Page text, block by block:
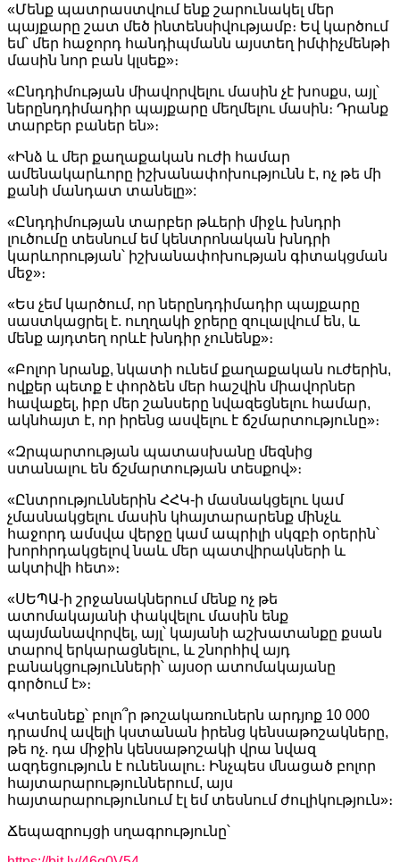
«Մենք պատրաստվում ենք շարունակել մեր
պայքարը շատ մեծ ինտենսիվությամբ։ Եվ կարծում
եմ՝ մեր հաջորդ հանդիպմանն այստեղ իմփիչմենթի
մասին նոր բան կլսեք»։
«Ընդդիմության միավորվելու մասին չէ խոսքս, այլ՝
ներընդդիմադիր պայքարը մեղմելու մասին։ Դրանք
տարբեր բաներ են»։
«Ինձ և մեր քաղաքական ուժի համար
ամենակարևորը իշխանափոխությունն է, ոչ թե մի
քանի մանդատ տանելը»:
«Ընդդիմության տարբեր թևերի միջև խնդրի
լուծումը տեսնում եմ կենտրոնական խնդրի
կարևորության՝ իշխանափոխության գիտակցման
մեջ»։
«Ես չեմ կարծում, որ ներընդդիմադիր պայքարը
սաստկացրել է. ուղղակի ջրերը զուլալվում են, և
մենք այդտեղ որևէ խնդիր չունենք»։
«Բոլոր նրանք, նկատի ունեմ քաղաքական ուժերին,
ովքեր պետք է փորձեն մեր հաշվին միավորներ
հավաքել, իբր մեր շանսերը նվազեցնելու համար,
ակնհայտ է, որ իրենց ասվելու է ճշմարտությունը»։
«Զրպարտության պատասխանը մեզնից
ստանալու են ճշմարտության տեսքով»։
«Ընտրություններին ՀՀԿ-ի մասնակցելու կամ
չմասնակցելու մասին կհայտարարենք մինչև
հաջորդ ամսվա վերջը կամ ապրիլի սկզբի օրերին՝
խորհրդակցելով նաև մեր պատվիրակների և
ակտիվի հետ»։
«ՍԵՊԱ-ի շրջանակներում մենք ոչ թե
ատոմակայանի փակվելու մասին ենք
պայմանավորվել, այլ՝ կայանի աշխատանքը քսան
տարով երկարացնելու, և շնորհիվ այդ
բանակցությունների՝ այսօր ատոմակայանը
գործում է»։
«Կտեսնեք՝ բոլո՞ր թոշակառուներն արդյոք 10 000
դրամով ավելի կստանան իրենց կենսաթոշակները,
թե ոչ. դա միջին կենսաթոշակի վրա նվազ
ազդեցություն է ունենալու։ Ինչպես մնացած բոլոր
հայտարարություններում, այս
հայտարարությունում էլ եմ տեսնում ժուլիկություն»։
Ճեպազրույցի սղագրությունը՝